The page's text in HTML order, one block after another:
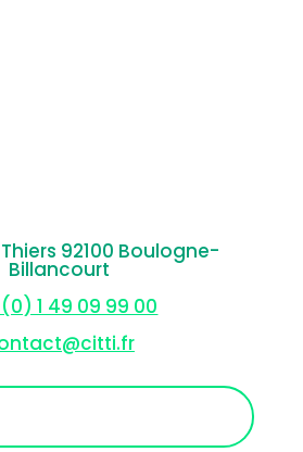
92100 Boulogne-
Billancourt
1 49 09 99 00